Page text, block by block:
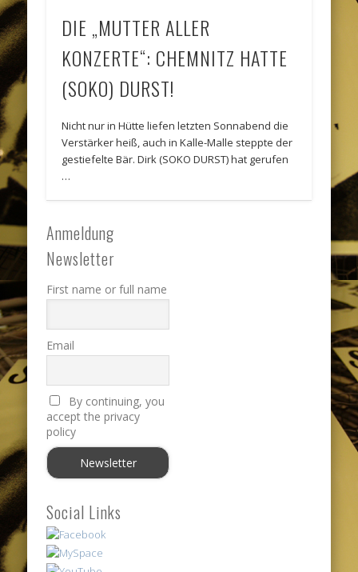
DIE „MUTTER ALLER
KONZERTE“: CHEMNITZ HATTE
(SOKO) DURST!
Nicht nur in Hütte liefen letzten Sonnabend die
Verstärker heiß, auch in Kalle-Malle steppte der
gestiefelte Bär. Dirk (SOKO DURST) hat gerufen
…
Anmeldung
Newsletter
First name or full name
Email
By continuing, you
accept the privacy
policy
Social Links